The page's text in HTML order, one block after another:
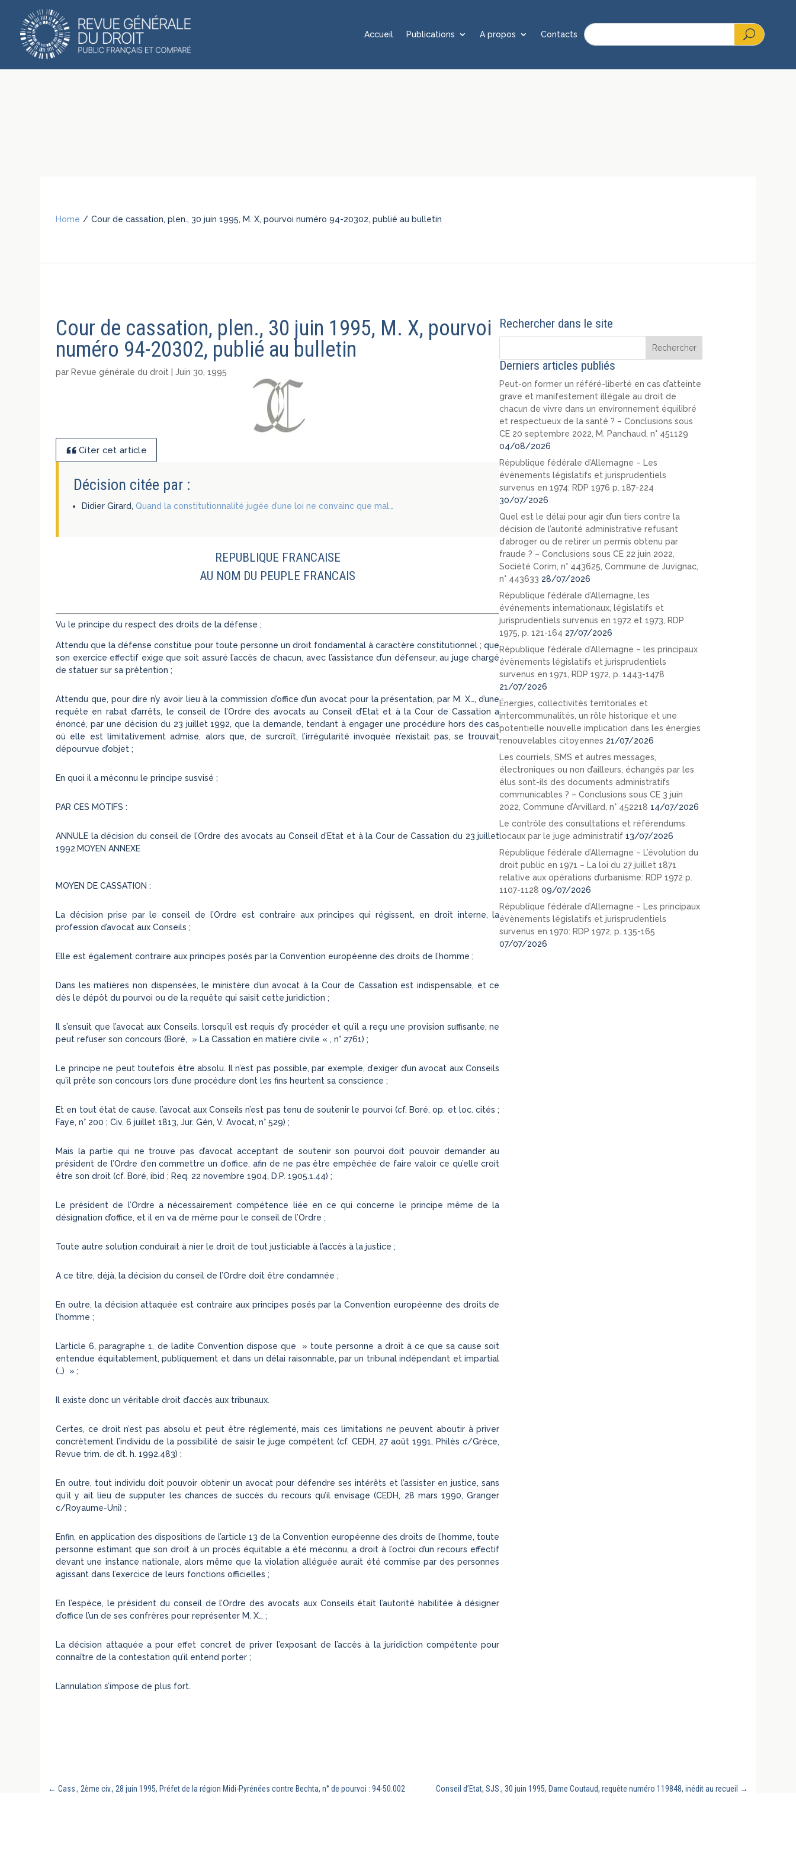
Accueil Publications A propos Contacts
Home / Cour de cassation, plen., 30 juin 1995, M. X, pourvoi numéro 94-20302, publié au bulletin
Cour de cassation, plen., 30 juin 1995, M. X, pourvoi
numéro 94-20302, publié au bulletin
par Revue générale du droit |Juin 30, 1995
Citer cet article
Décision citée par :
Didier Girard,Quand la constitutionnalité jugée d’une loi ne convainc que mal…
REPUBLIQUE FRANCAISE
AU NOM DU PEUPLE FRANCAIS
Vu le principe du respect des droits de la défense ;
Attendu que la défense constitue pour toute personne un droit fondamental à caractère constitutionnel ; que
son exercice effectif exige que soit assuré l’accès de chacun, avec l’assistance d’un défenseur, au juge chargé
de statuer sur sa prétention ;
Attendu que, pour dire n’y avoir lieu à la commission d’office d’un avocat pour la présentation, par M. X…, d’une
requête en rabat d’arrêts, le conseil de l’Ordre des avocats au Conseil d’Etat et à la Cour de Cassation a
énoncé, par une décision du 23 juillet 1992, que la demande, tendant à engager une procédure hors des cas
où elle est limitativement admise, alors que, de surcroît, l’irrégularité invoquée n’existait pas, se trouvait
dépourvue d’objet ;
En quoi il a méconnu le principe susvisé ;
PAR CES MOTIFS :
ANNULE la décision du conseil de l’Ordre des avocats au Conseil d’Etat et à la Cour de Cassation du 23 juillet
1992.MOYEN ANNEXE
MOYEN DE CASSATION :
La décision prise par le conseil de l’Ordre est contraire aux principes qui régissent, en droit interne, la
profession d’avocat aux Conseils ;
Elle est également contraire aux principes posés par la Convention européenne des droits de l’homme ;
Dans les matières non dispensées, le ministère d’un avocat à la Cour de Cassation est indispensable, et ce
dès le dépôt du pourvoi ou de la requête qui saisit cette juridiction ;
Il s’ensuit que l’avocat aux Conseils, lorsqu’il est requis d’y procéder et qu’il a reçu une provision suffisante, ne
peut refuser son concours (Boré, » La Cassation en matière civile « , n° 2761) ;
Le principe ne peut toutefois être absolu. Il n’est pas possible, par exemple, d’exiger d’un avocat aux Conseils
qu’il prête son concours lors d’une procédure dont les fins heurtent sa conscience ;
Et en tout état de cause, l’avocat aux Conseils n’est pas tenu de soutenir le pourvoi (cf. Boré, op. et loc. cités ;
Faye, n° 200 ; Civ. 6 juillet 1813, Jur. Gén, V. Avocat, n° 529) ;
Mais la partie qui ne trouve pas d’avocat acceptant de soutenir son pourvoi doit pouvoir demander au
président de l’Ordre d’en commettre un d’office, afin de ne pas être empêchée de faire valoir ce qu’elle croit
être son droit (cf. Boré, ibid ; Req. 22 novembre 1904, D.P. 1905.1.44) ;
Le président de l’Ordre a nécessairement compétence liée en ce qui concerne le principe même de la
désignation d’office, et il en va de même pour le conseil de l’Ordre ;
Toute autre solution conduirait à nier le droit de tout justiciable à l’accès à la justice ;
A ce titre, déjà, la décision du conseil de l’Ordre doit être condamnée ;
En outre, la décision attaquée est contraire aux principes posés par la Convention européenne des droits de
l’homme ;
L’article 6, paragraphe 1, de ladite Convention dispose que » toute personne a droit à ce que sa cause soit
entendue équitablement, publiquement et dans un délai raisonnable, par un tribunal indépendant et impartial
(…) » ;
Il existe donc un véritable droit d’accès aux tribunaux.
Certes, ce droit n’est pas absolu et peut être réglementé, mais ces limitations ne peuvent aboutir à priver
concrètement l’individu de la possibilité de saisir le juge compétent (cf. CEDH, 27 août 1991, Philès c/Grèce,
Revue trim. de dt. h. 1992.483) ;
En outre, tout individu doit pouvoir obtenir un avocat pour défendre ses intérêts et l’assister en justice, sans
qu’il y ait lieu de supputer les chances de succès du recours qu’il envisage (CEDH, 28 mars 1990, Granger
c/Royaume-Uni) ;
Enfin, en application des dispositions de l’article 13 de la Convention européenne des droits de l’homme, toute
personne estimant que son droit à un procès équitable a été méconnu, a droit à l’octroi d’un recours effectif
devant une instance nationale, alors même que la violation alléguée aurait été commise par des personnes
agissant dans l’exercice de leurs fonctions officielles ;
En l’espèce, le président du conseil de l’Ordre des avocats aux Conseils était l’autorité habilitée à désigner
d’office l’un de ses confrères pour représenter M. X… ;
La décision attaquée a pour effet concret de priver l’exposant de l’accès à la juridiction compétente pour
connaître de la contestation qu’il entend porter ;
L’annulation s’impose de plus fort.
Rechercher dans le site
Derniers articles publiés
Peut-on former un référé-liberté en cas d’atteinte
grave et manifestement illégale au droit de
chacun de vivre dans un environnement équilibré
et respectueux de la santé ? – Conclusions sous
CE 20 septembre 2022, M. Panchaud, n° 451129
04/08/2026
République fédérale d’Allemagne – Les
évènements législatifs et jurisprudentiels
survenus en 1974: RDP 1976 p. 187-224
30/07/2026
Quel est le délai pour agir d’un tiers contre la
décision de l’autorité administrative refusant
d’abroger ou de retirer un permis obtenu par
fraude ? – Conclusions sous CE 22 juin 2022,
Société Corim, n° 443625, Commune de Juvignac,
n° 443633 28/07/2026
République fédérale d’Allemagne, les
événements internationaux, législatifs et
jurisprudentiels survenus en 1972 et 1973, RDP
1975, p. 121-164 27/07/2026
République fédérale d’Allemagne – les principaux
évènements législatifs et jurisprudentiels
survenus en 1971, RDP 1972, p. 1443-1478
21/07/2026
Énergies, collectivités territoriales et
intercommunalités, un rôle historique et une
potentielle nouvelle implication dans les énergies
renouvelables citoyennes 21/07/2026
Les courriels, SMS et autres messages,
électroniques ou non d’ailleurs, échangés par les
élus sont-ils des documents administratifs
communicables ? – Conclusions sous CE 3 juin
2022, Commune d’Arvillard, n° 452218 14/07/2026
Le contrôle des consultations et référendums
locaux par le juge administratif 13/07/2026
République fédérale d’Allemagne – L’évolution du
droit public en 1971 – La loi du 27 juillet 1871
relative aux opérations d’urbanisme: RDP 1972 p.
1107-1128 09/07/2026
République fédérale d’Allemagne – Les principaux
évènements législatifs et jurisprudentiels
survenus en 1970: RDP 1972, p. 135-165
07/07/2026
← Cass., 2ème civ., 28 juin 1995, Préfet de la région Midi-Pyrénées contre Bechta, n° de pourvoi : 94-50.002 Conseil d’Etat, SJS., 30 juin 1995, Dame Coutaud, requête numéro 119848, inédit au recueil →